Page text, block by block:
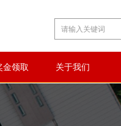
金领取 关于我们